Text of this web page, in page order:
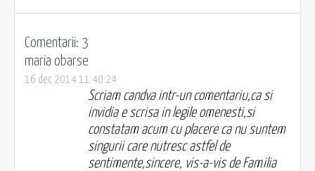
Comentarii: 3
maria obarse
16 dec 2014 11:40:24
Scriam candva intr-un comentariu,ca si
invidia e scrisa in legile omenesti,si
constatam acum cu placere ca nu suntem
singurii care nutresc astfel de
sentimente,sincere, vis-a-vis de Familia